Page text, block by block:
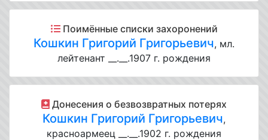
Поимённые списки захоронений
Кошкин Григорий Григорьевич, мл.
лейтенант __.__.1907 г. рождения
Донесения о безвозвратных потерях
Кошкин Григорий Григорьевич,
красноармеец __.__.1902 г. рождения